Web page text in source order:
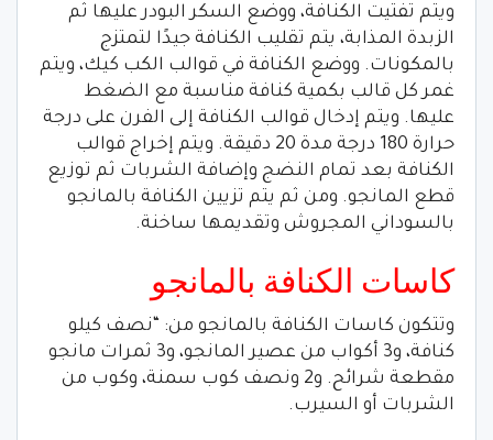
ويتم تفتيت الكنافة، ووضع السكر البودر عليها ثم
الزبدة المذابة، يتم تقليب الكنافة جيدًا لتمتزج
بالمكونات. ووضع الكنافة في قوالب الكب كيك، ويتم
غمر كل قالب بكمية كنافة مناسبة مع الضغط
عليها. ويتم إدخال قوالب الكنافة إلى الفرن على درجة
حرارة 180 درجة مدة 20 دقيقة. ويتم إخراج قوالب
الكنافة بعد تمام النضج وإضافة الشربات ثم توزيع
قطع المانجو. ومن ثم يتم تزيين الكنافة بالمانجو
بالسوداني المجروش وتقديمها ساخنة.
كاسات الكنافة بالمانجو
وتتكون كاسات الكنافة بالمانجو من: “نصف كيلو
كنافة، و3 أكواب من عصير المانجو، و3 ثمرات مانجو
مقطعة شرائح. و2 ونصف كوب سمنة، وكوب من
الشربات أو السيرب.